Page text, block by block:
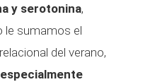
y serotonina,
le sumamos el
del verano,